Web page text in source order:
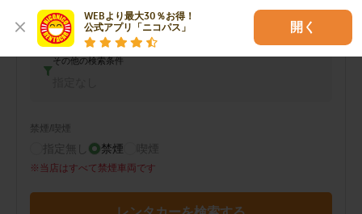
WEBより最大30％お得！
公式アプリ「ニコパス」
開く
コンパクトカー
その他の検索条件
禁煙/喫煙
指定無し 禁煙 喫煙
※ 当店はすべて禁煙車両です